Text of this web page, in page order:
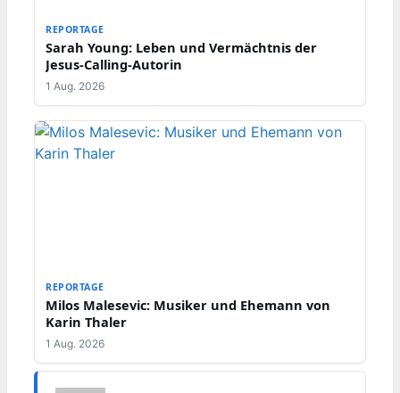
REPORTAGE
Sarah Young: Leben und Vermächtnis der
Jesus-Calling-Autorin
1 Aug. 2026
REPORTAGE
Milos Malesevic: Musiker und Ehemann von
Karin Thaler
1 Aug. 2026